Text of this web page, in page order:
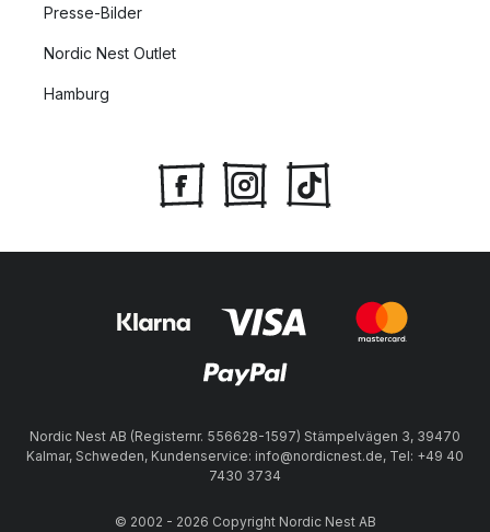
Presse-Bilder
Nordic Nest Outlet
Hamburg
Nordic Nest AB (Registernr. 556628-1597) Stämpelvägen 3, 39470
Kalmar, Schweden, Kundenservice: info@nordicnest.de, Tel: +49 40
7430 3734
© 2002 - 2026 Copyright Nordic Nest AB